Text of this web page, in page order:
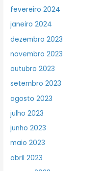
fevereiro 2024
janeiro 2024
dezembro 2023
novembro 2023
outubro 2023
setembro 2023
agosto 2023
julho 2023
junho 2023
maio 2023
abril 2023